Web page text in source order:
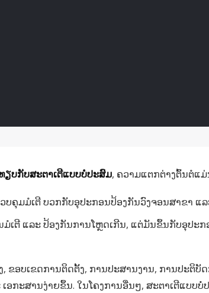
ຽບກັບສະຕາເຕີແບບບໍ່ປະສົມ, ຄວາມແຕກຕ່າງຕົ້ນຕໍແມ່
ບຄຸມມໍເຕີ ບວກກັບອຸປະກອນປ້ອງກັນວົງຈອນສາຂາ ແ
ມໍເຕີ ແລະ ປ້ອງກັນການໂຫຼດເກີນ, ແຕ່ມັນຂຶ້ນກັບອຸປ
ອບເຂດການຕິດຕັ້ງ, ການປະສານງານ, ການປະຕິບັ
ກະສານງ່າຍຂຶ້ນ. ໃນໂຄງການອື່ນໆ, ສະຕາເຕີແບ